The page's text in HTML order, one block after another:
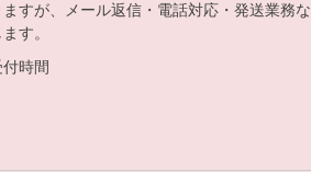
すが、メール返信・電話対応・発送業務な
す。
時間